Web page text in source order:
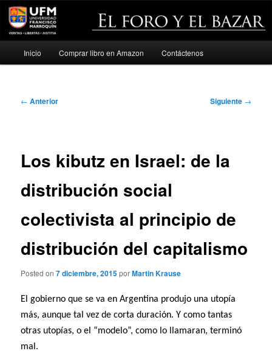
Ir
contenido
Inicio Comprar libro en Amazon Contáctenos
Navegación
← Anterior Siguiente →
Los kibutz en Israel: de la
distribución social
colectivista al principio de
distribución del capitalismo
Posted on7 diciembre, 2015porMartin Krause
El gobierno que se va en Argentina produjo una utopía
más, aunque tal vez de corta duración. Y como tantas
otras utopías, o el “modelo”, como lo llamaran, terminó
mal.